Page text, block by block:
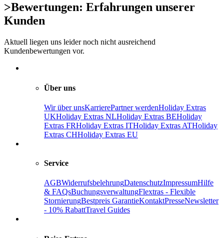
>Bewertungen: Erfahrungen unserer
Kunden
Aktuell liegen uns leider noch nicht ausreichend
Kundenbewertungen vor.
Über uns
Wir über unsKarrierePartner werdenHoliday Extras
UKHoliday Extras NLHoliday Extras BEHoliday
Extras FRHoliday Extras ITHoliday Extras ATHoliday
Extras CHHoliday Extras EU
Service
AGBWiderrufsbelehrungDatenschutzImpressumHilfe
& FAQsBuchungsverwaltungFlextras - Flexible
StornierungBestpreis GarantieKontaktPresseNewsletter
- 10% RabattTravel Guides